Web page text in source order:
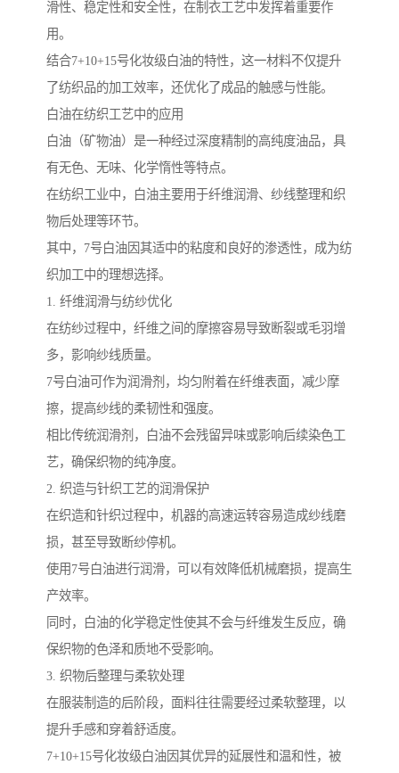
滑性、稳定性和安全性，在制衣工艺中发挥着重要作
用。
结合7+10+15号化妆级白油的特性，这一材料不仅提升
了纺织品的加工效率，还优化了成品的触感与性能。
白油在纺织工艺中的应用
白油（矿物油）是一种经过深度精制的高纯度油品，具
有无色、无味、化学惰性等特点。
在纺织工业中，白油主要用于纤维润滑、纱线整理和织
物后处理等环节。
其中，7号白油因其适中的粘度和良好的渗透性，成为纺
织加工中的理想选择。
1. 纤维润滑与纺纱优化
在纺纱过程中，纤维之间的摩擦容易导致断裂或毛羽增
多，影响纱线质量。
7号白油可作为润滑剂，均匀附着在纤维表面，减少摩
擦，提高纱线的柔韧性和强度。
相比传统润滑剂，白油不会残留异味或影响后续染色工
艺，确保织物的纯净度。
2. 织造与针织工艺的润滑保护
在织造和针织过程中，机器的高速运转容易造成纱线磨
损，甚至导致断纱停机。
使用7号白油进行润滑，可以有效降低机械磨损，提高生
产效率。
同时，白油的化学稳定性使其不会与纤维发生反应，确
保织物的色泽和质地不受影响。
3. 织物后整理与柔软处理
在服装制造的后阶段，面料往往需要经过柔软整理，以
提升手感和穿着舒适度。
7+10+15号化妆级白油因其优异的延展性和温和性，被